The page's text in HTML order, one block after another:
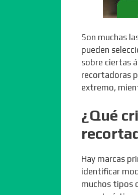
Son muchas
pueden
sobre ciertas
recortadoras
extremo,
¿Qué
Hay marcas
identificar
muchos tipos